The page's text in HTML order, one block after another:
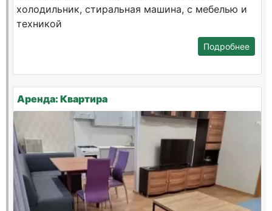
холодильник, стиральная машина, с мебелью и
техникой
Подробнее
Аренда: Квартира